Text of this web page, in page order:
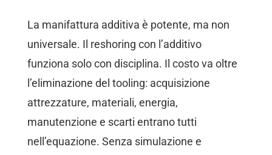
La manifattura additiva è potente, ma non
universale. Il reshoring con l’additivo
funziona solo con disciplina. Il costo va oltre
l’eliminazione del tooling: acquisizione
attrezzature, materiali, energia,
manutenzione e scarti entrano tutti
nell’equazione. Senza simulazione e